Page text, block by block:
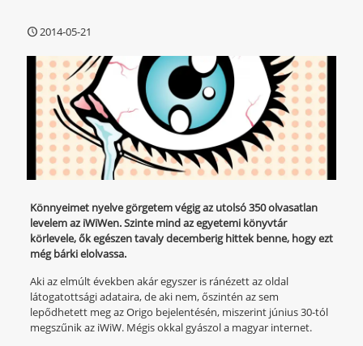
2014-05-21
Könnyeimet nyelve görgetem végig az utolsó 350 olvasatlan
levelem az iWiWen. Szinte mind az egyetemi könyvtár
körlevele, ők egészen tavaly decemberig hittek benne, hogy ezt
még bárki elolvassa.
Aki az elmúlt években akár egyszer is ránézett az oldal
látogatottsági adataira, de aki nem, őszintén az sem
lepődhetett meg az Origo bejelentésén, miszerint június 30-tól
megszűnik az iWiW. Mégis okkal gyászol a magyar internet.